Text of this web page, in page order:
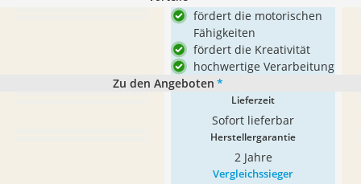
fördert die motorischen
Fähigkeiten
fördert die Kreativität
hochwertige Verarbeitung
Zu den Angeboten *
Lieferzeit
Sofort lieferbar
Herstellergarantie
2 Jahre
Vergleichssieger